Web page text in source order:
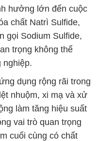
hưởng lớn đến cuộc
chất Natrì Sulfide,
gọi Sodium Sulfide,
trọng không thể
nghiệp.
dụng rộng rãi trong
nhuộm, xi mạ và xử
làm tăng hiệu suất
vai trò quan trọng
cuối cùng có chất